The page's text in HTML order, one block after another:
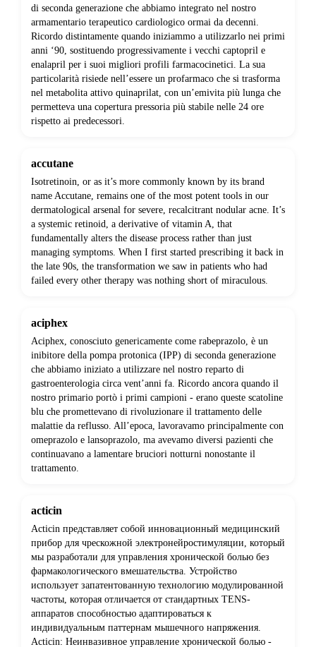
di seconda generazione che abbiamo integrato nel nostro
armamentario terapeutico cardiologico ormai da decenni.
Ricordo distintamente quando iniziammo a utilizzarlo nei primi
anni ‘90, sostituendo progressivamente i vecchi captopril e
enalapril per i suoi migliori profili farmacocinetici. La sua
particolarità risiede nell’essere un profarmaco che si trasforma
nel metabolita attivo quinaprilat, con un’emivita più lunga che
permetteva una copertura pressoria più stabile nelle 24 ore
rispetto ai predecessori.
accutane
Isotretinoin, or as it’s more commonly known by its brand
name Accutane, remains one of the most potent tools in our
dermatological arsenal for severe, recalcitrant nodular acne. It’s
a systemic retinoid, a derivative of vitamin A, that
fundamentally alters the disease process rather than just
managing symptoms. When I first started prescribing it back in
the late 90s, the transformation we saw in patients who had
failed every other therapy was nothing short of miraculous.
aciphex
Aciphex, conosciuto genericamente come rabeprazolo, è un
inibitore della pompa protonica (IPP) di seconda generazione
che abbiamo iniziato a utilizzare nel nostro reparto di
gastroenterologia circa vent’anni fa. Ricordo ancora quando il
nostro primario portò i primi campioni - erano queste scatoline
blu che promettevano di rivoluzionare il trattamento delle
malattie da reflusso. All’epoca, lavoravamo principalmente con
omeprazolo e lansoprazolo, ma avevamo diversi pazienti che
continuavano a lamentare bruciori notturni nonostante il
trattamento.
acticin
Acticin представляет собой инновационный медицинский
прибор для чрескожной электронейростимуляции, который
мы разработали для управления хронической болью без
фармакологического вмешательства. Устройство
использует запатентованную технологию модулированной
частоты, которая отличается от стандартных TENS-
аппаратов способностью адаптироваться к
индивидуальным паттернам мышечного напряжения.
Acticin: Неинвазивное управление хронической болью -